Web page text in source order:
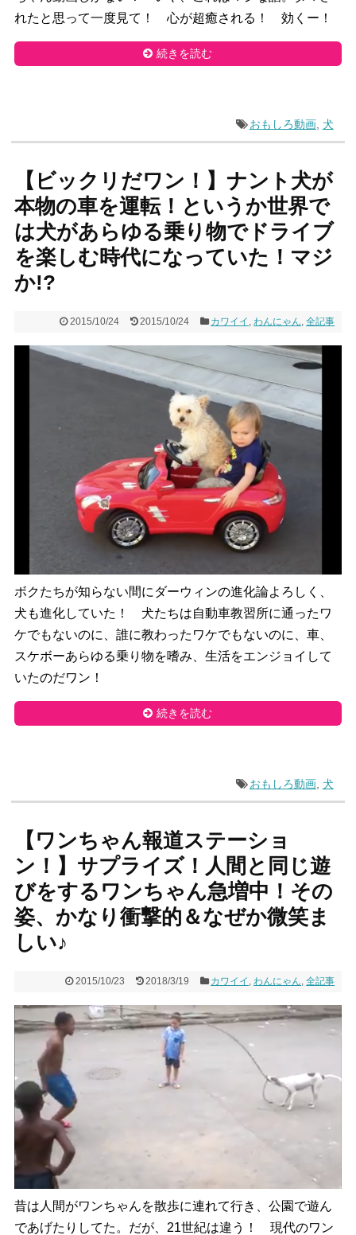
れたと思って一度見て！ 心が超癒される！ 効くー！
続きを読む
おもしろ動画, 犬
【ビックリだワン！】ナント犬が
本物の車を運転！というか世界で
は犬があらゆる乗り物でドライブ
を楽しむ時代になっていた！マジ
か!?
2015/10/24 2015/10/24 カワイイ ,わんにゃん,全記事
ボクたちが知らない間にダーウィンの進化論よろしく、
犬も進化していた！ 犬たちは自動車教習所に通ったワ
ケでもないのに、誰に教わったワケでもないのに、車、
スケボーあらゆる乗り物を嗜み、生活をエンジョイして
いたのだワン！
続きを読む
おもしろ動画, 犬
【ワンちゃん報道ステーショ
ン！】サプライズ！人間と同じ遊
びをするワンちゃん急増中！その
姿、かなり衝撃的＆なぜか微笑ま
しい♪
2015/10/23 2018/3/19 カワイイ ,わんにゃん,全記事
昔は人間がワンちゃんを散歩に連れて行き、公園で遊ん
であげたりしてた。だが、21世紀は違う！ 現代のワン